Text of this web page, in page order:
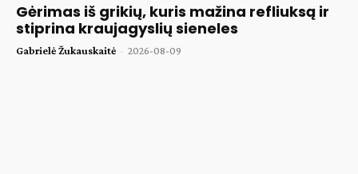
Gėrimas iš grikių, kuris mažina refliuksą ir
stiprina kraujagyslių sieneles
Gabrielė Žukauskaitė - 2026-08-09